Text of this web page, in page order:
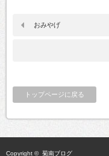
おみやげ
トップページに戻る
Copyright © 菊南ブログ